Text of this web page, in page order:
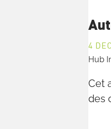
4
Hub
Cet
des